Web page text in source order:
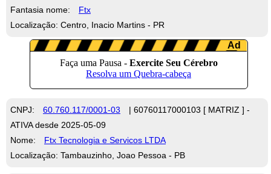
Fantasia nome:
Ftx
Localização: Centro, Inacio Martins - PR
CNPJ: 60.760.117/0001-03
| 60760117000103 [ MATRIZ ] -
ATIVA desde 2025-05-09
Nome:
Ftx Tecnologia e Servicos LTDA
Localização: Tambauzinho, Joao Pessoa - PB